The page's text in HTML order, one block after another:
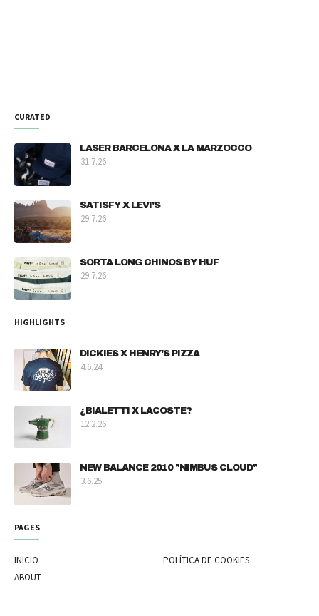
CURATED
LASER BARCELONA X LA MARZOCCO
31.7.26
SATISFY X LEVI'S
29.7.26
SORTA LONG CHINOS BY HUF
29.7.26
HIGHLIGHTS
DICKIES X HENRY'S PIZZA
4.6.24
¿BIALETTI X LACOSTE?
12.2.26
NEW BALANCE 2010 "NIMBUS CLOUD"
3.6.25
PAGES
INICIO
POLÍTICA DE COOKIES
ABOUT